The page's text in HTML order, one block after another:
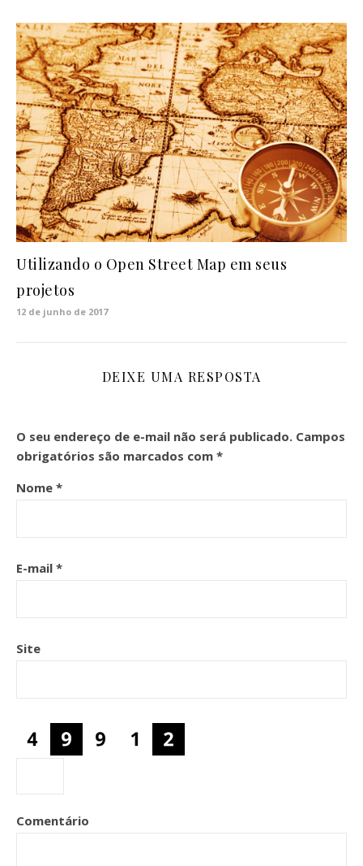
Utilizando o Open Street Map em seus
projetos
12 de junho de 2017
DEIXE UMA RESPOSTA
O seu endereço de e-mail não será publicado. Campos
obrigatórios são marcados com *
Nome *
E-mail *
Site
Comentário